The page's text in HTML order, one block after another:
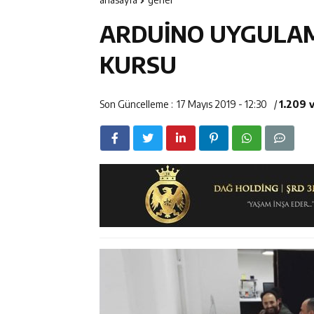
ETSO
12:14 Erzincan’da
17:03 Erzincan
ARDUİNO
KURSU
Son Güncelleme : 17 Mayıs 2019 - 12:30 /1.209